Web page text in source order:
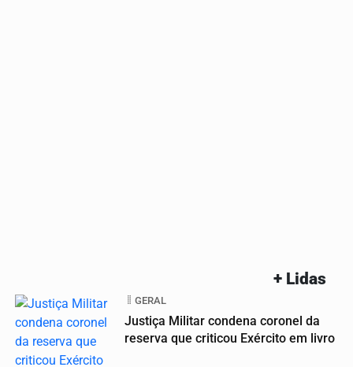
+ Lidas
GERAL
Justiça Militar condena coronel da
reserva que criticou Exército em livro